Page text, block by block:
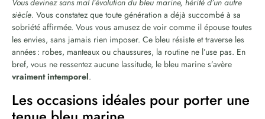
Vous devinez sans mal l’évolution du bleu marine, hérité d’un autre
siècle. Vous constatez que toute génération a déjà succombé à sa
sobriété affirmée. Vous vous amusez de voir comme il épouse toutes
les envies, sans jamais rien imposer. Ce bleu résiste et traverse les
années : robes, manteaux ou chaussures, la routine ne l’use pas. En
bref, vous ne ressentez aucune lassitude, le bleu marine s’avère
vraiment intemporel.
Les occasions idéales pour porter une